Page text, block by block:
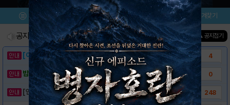
메뉴 이벤트/미션 설치/평가 즐겨찾기
공지사항 진행중인 이벤트0 건 ▲ 공지접기
[이벤트] 웃음으로 매일매일 해피! 유머 게시.. 4
밥알이의 헝앱통신 ⑲ “밥알이, 드디어 멀티를.. 0
[안내] 헝그리앱 필수 상식! 밥알 획득 안내.. 248